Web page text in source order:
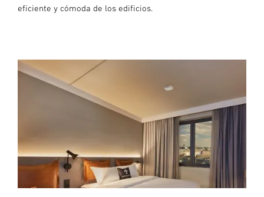
eficiente y cómoda de los edificios.